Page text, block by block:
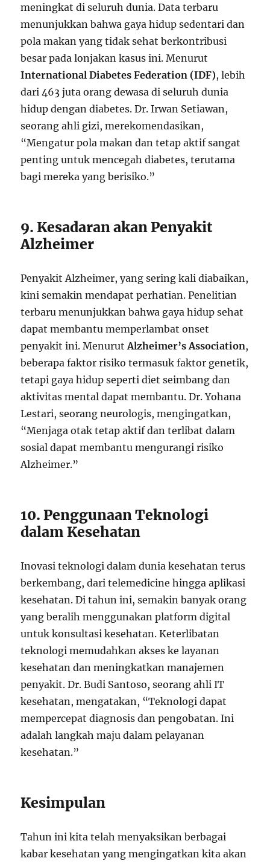
meningkat di seluruh dunia. Data terbaru
menunjukkan bahwa gaya hidup sedentari dan
pola makan yang tidak sehat berkontribusi
besar pada lonjakan kasus ini. Menurut
International Diabetes Federation (IDF), lebih
dari 463 juta orang dewasa di seluruh dunia
hidup dengan diabetes. Dr. Irwan Setiawan,
seorang ahli gizi, merekomendasikan,
“Mengatur pola makan dan tetap aktif sangat
penting untuk mencegah diabetes, terutama
bagi mereka yang berisiko.”
9. Kesadaran akan Penyakit
Alzheimer
Penyakit Alzheimer, yang sering kali diabaikan,
kini semakin mendapat perhatian. Penelitian
terbaru menunjukkan bahwa gaya hidup sehat
dapat membantu memperlambat onset
penyakit ini. MenurutAlzheimer’s Association,
beberapa faktor risiko termasuk faktor genetik,
tetapi gaya hidup seperti diet seimbang dan
aktivitas mental dapat membantu. Dr. Yohana
Lestari, seorang neurologis, mengingatkan,
“Menjaga otak tetap aktif dan terlibat dalam
sosial dapat membantu mengurangi risiko
Alzheimer.”
10. Penggunaan Teknologi
dalam Kesehatan
Inovasi teknologi dalam dunia kesehatan terus
berkembang, dari telemedicine hingga aplikasi
kesehatan. Di tahun ini, semakin banyak orang
yang beralih menggunakan platform digital
untuk konsultasi kesehatan. Keterlibatan
teknologi memudahkan akses ke layanan
kesehatan dan meningkatkan manajemen
penyakit. Dr. Budi Santoso, seorang ahli IT
kesehatan, mengatakan, “Teknologi dapat
mempercepat diagnosis dan pengobatan. Ini
adalah langkah maju dalam pelayanan
kesehatan.”
Kesimpulan
Tahun ini kita telah menyaksikan berbagai
kabar kesehatan yang mengingatkan kita akan